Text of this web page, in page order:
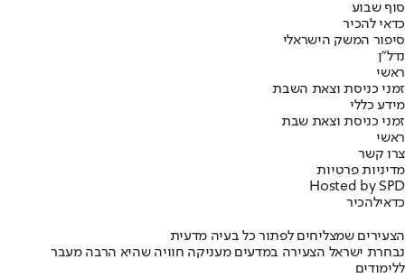
סוף שבוע
כדאי להכיר
סיפור המשק הישראלי
נדל"ן
ראשי
זמני כניסת וצאת השבת
מידע כללי
זמני כניסת וצאת שבת
ראשי
צרו קשר
מדיניות פרטיות
Hosted by SPD
כדאילהכיר
הצעירים שמצליחים לפתור כל בעיה מדעית
נבחרת ישראל הצעירה במדעים מעניקה חוויה שהיא הרבה מעבר
ללימודים